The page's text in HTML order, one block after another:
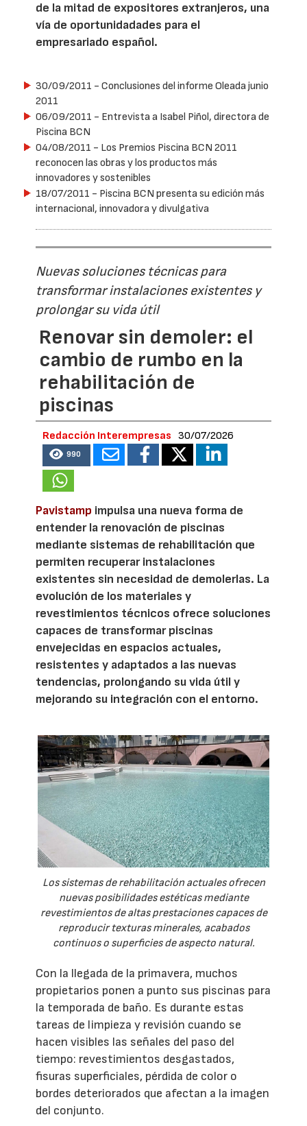
de la mitad de expositores extranjeros, una
vía de oportunidadades para el
empresariado español.
30/09/2011 - Conclusiones del informe Oleada junio
2011
06/09/2011 - Entrevista a Isabel Piñol, directora de
Piscina BCN
04/08/2011 - Los Premios Piscina BCN 2011
reconocen las obras y los productos más
innovadores y sostenibles
18/07/2011 - Piscina BCN presenta su edición más
internacional, innovadora y divulgativa
Nuevas soluciones técnicas para
transformar instalaciones existentes y
prolongar su vida útil
Renovar sin demoler: el
cambio de rumbo en la
rehabilitación de
piscinas
Redacción Interempresas 30/07/2026
990
Pavistamp impulsa una nueva forma de
entender la renovación de piscinas
mediante sistemas de rehabilitación que
permiten recuperar instalaciones
existentes sin necesidad de demolerlas. La
evolución de los materiales y
revestimientos técnicos ofrece soluciones
capaces de transformar piscinas
envejecidas en espacios actuales,
resistentes y adaptados a las nuevas
tendencias, prolongando su vida útil y
mejorando su integración con el entorno.
Los sistemas de rehabilitación actuales ofrecen
nuevas posibilidades estéticas mediante
revestimientos de altas prestaciones capaces de
reproducir texturas minerales, acabados
continuos o superficies de aspecto natural.
Con la llegada de la primavera, muchos
propietarios ponen a punto sus piscinas para
la temporada de baño. Es durante estas
tareas de limpieza y revisión cuando se
hacen visibles las señales del paso del
tiempo: revestimientos desgastados,
fisuras superficiales, pérdida de color o
bordes deteriorados que afectan a la imagen
del conjunto.